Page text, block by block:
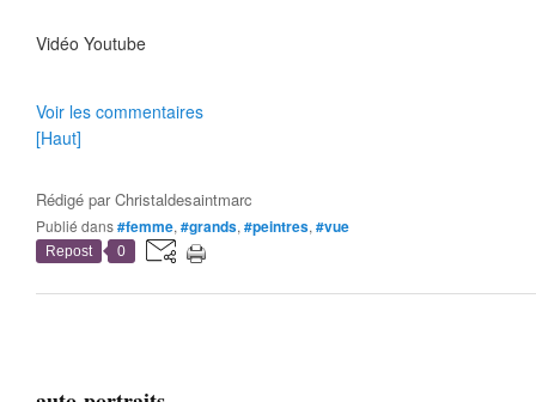
Vidéo Youtube
Voir les commentaires
[Haut]
Rédigé parChristaldesaintmarc
Publié dans#femme, #grands, #peintres, #vue
Repost 0